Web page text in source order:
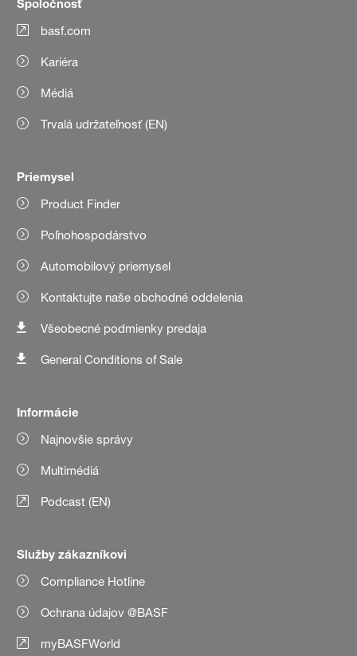
Spoločnosť
basf.com
Kariéra
Médiá
Trvalá udržateľnosť (EN)
Priemysel
Product Finder
Poľnohospodárstvo
Automobilový priemysel
Kontaktujte naše obchodné oddelenia
Všeobecné podmienky predaja
General Conditions of Sale
Informácie
Najnovšie správy
Multimédiá
Podcast (EN)
Služby zákazníkovi
Compliance Hotline
Ochrana údajov @BASF
myBASFWorld